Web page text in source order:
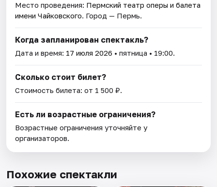
Место проведения: Пермский театр оперы и балета
имени Чайковского. Город — Пермь.
Когда запланирован спектакль?
Дата и время: 17 июля 2026 • пятница • 19:00.
Сколько стоит билет?
Стоимость билета: от 1 500 ₽.
Есть ли возрастные ограничения?
Возрастные ограничения уточняйте у
организаторов.
Похожие спектакли